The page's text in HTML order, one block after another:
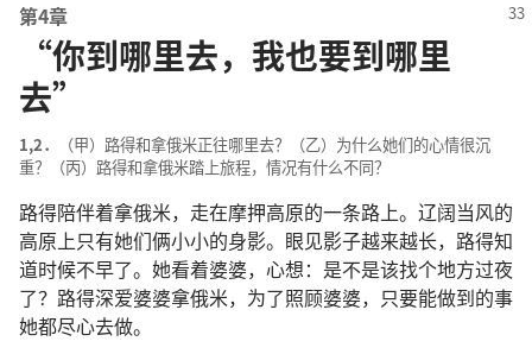
第4章
“你到哪里去，我也要到哪里
去”
1,2．
（甲）路得和拿俄米正往哪里去？（乙）为什么她们的心情很沉
重？（丙）路得和拿俄米踏上旅程，情况有什么不同？
路得陪伴着拿俄米，走在摩押高原的一条路上。辽阔当风的
高原上只有她们俩小小的身影。眼见影子越来越长，路得知
道时候不早了。她看着婆婆，心想：是不是该找个地方过夜
了？路得深爱婆婆拿俄米，为了照顾婆婆，只要能做到的事
她都尽心去做。